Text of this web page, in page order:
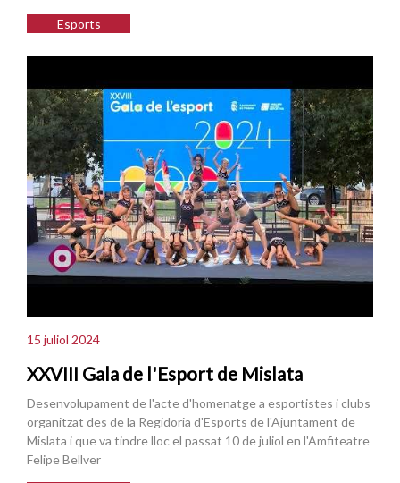
Esports
15 juliol 2024
XXVIII Gala de l'Esport de Mislata
Desenvolupament de l'acte d'homenatge a esportistes i clubs
organitzat des de la Regidoria d'Esports de l'Ajuntament de
Mislata i que va tindre lloc el passat 10 de juliol en l'Amfiteatre
Felipe Bellver